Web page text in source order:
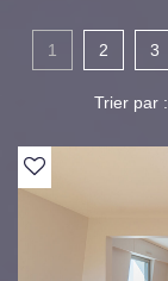
1 2 3
Trier par :